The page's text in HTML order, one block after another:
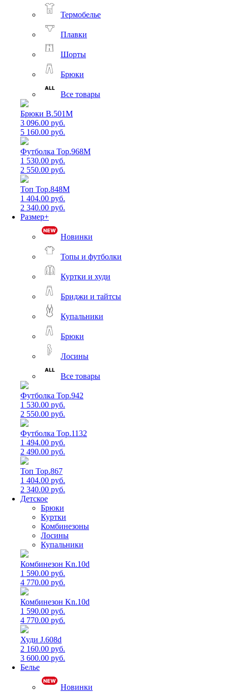
Термобелье
Плавки
Шорты
Брюки
Все товары
Брюки B.501M
3 096.00 руб.
5 160.00 руб.
Футболка Top.968M
1 530.00 руб.
2 550.00 руб.
Топ Top.848M
1 404.00 руб.
2 340.00 руб.
Размер+
Новинки
Топы и футболки
Куртки и худи
Бриджи и тайтсы
Купальники
Брюки
Лосины
Все товары
Футболка Top.942
1 530.00 руб.
2 550.00 руб.
Футболка Top.1132
1 494.00 руб.
2 490.00 руб.
Топ Top.867
1 404.00 руб.
2 340.00 руб.
Детское
Брюки
Куртки
Комбинезоны
Лосины
Купальники
Комбинезон Kn.10d
1 590.00 руб.
4 770.00 руб.
Комбинезон Kn.10d
1 590.00 руб.
4 770.00 руб.
Худи J.608d
2 160.00 руб.
3 600.00 руб.
Белье
Новинки